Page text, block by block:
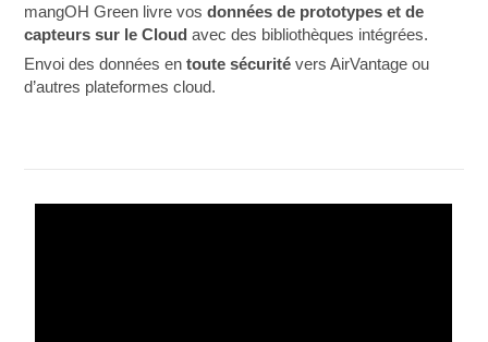
mangOH Green livre vosdonnées de prototypes et de
capteurs sur le Cloud avec des bibliothèques intégrées.
Envoi des données entoute sécurité vers AirVantage ou
d’autres plateformes cloud.